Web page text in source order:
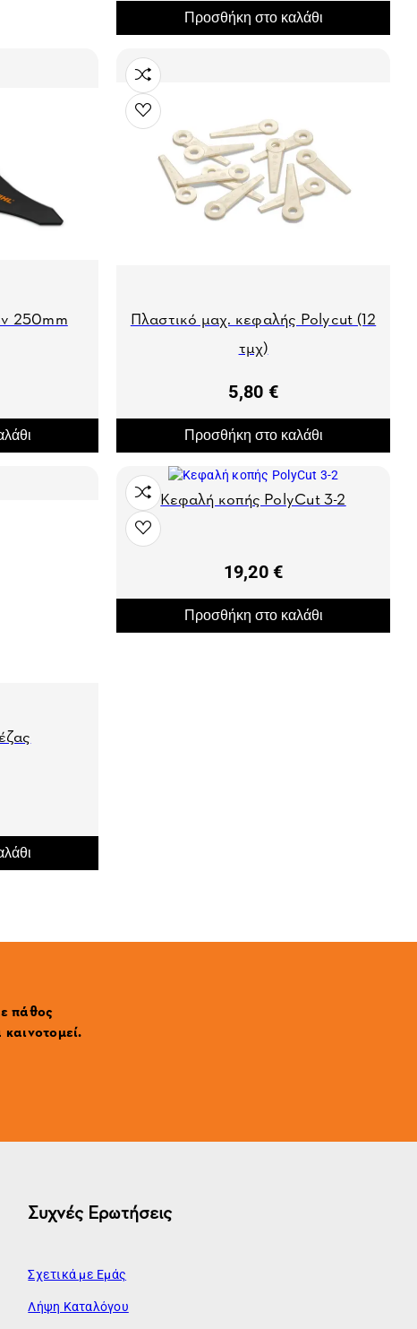
Προσθήκη στο καλάθι
250mm
Πλαστικό μαχ. κεφαλής Polycut (12
τμχ)
5,80 €
Προσθήκη στο καλάθι
Κεφαλή κοπής PolyCut 3-2
19,20 €
Προσθήκη στο καλάθι
πάθος
Συχνές Ερωτήσεις
Σχετικά με Εμάς
Λήψη Καταλόγου